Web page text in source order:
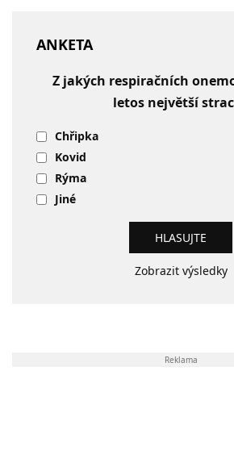
ANKETA
Z jakých respiračních
letos největší
Chřipka
Kovid
Rýma
Jiné
Zobrazit výsledky
Reklama